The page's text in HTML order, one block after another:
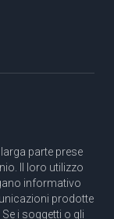
parte prese
Il loro utilizzo
informativo
prodotte
i soggetti o gli